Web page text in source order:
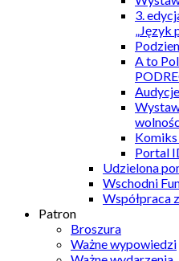
3.
„Język
A to
Komiks
Portal
Udzielona
Wschodni
Współpraca
Patron
Broszura
Ważne wypowiedzi